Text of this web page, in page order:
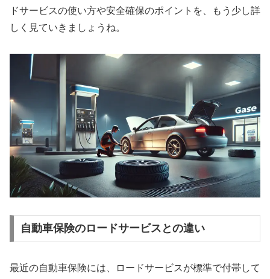
ドサービスの使い方や安全確保のポイントを、もう少し詳
しく見ていきましょうね。
自動車保険のロードサービスとの違い
最近の自動車保険には、ロードサービスが標準で付帯して